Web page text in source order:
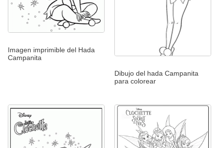
Imagen imprimible del Hada
Campanita
Dibujo del hada Campanita
para colorear